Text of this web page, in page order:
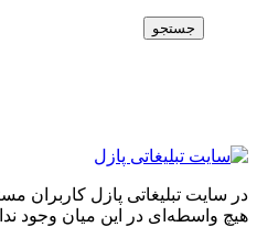
جستجو
در سایت تبلیغاتی پازل کاربران
هیچ واسطه‌ای در این میان وجود